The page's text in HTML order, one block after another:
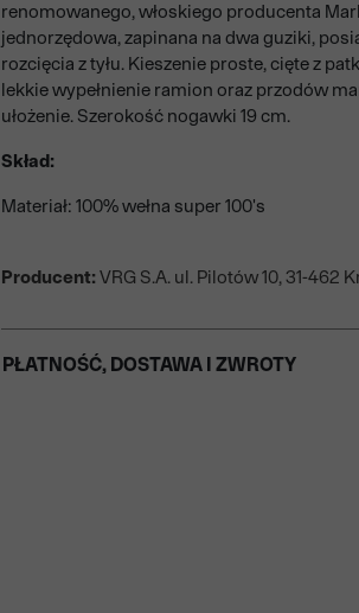
renomowanego, włoskiego producenta
jednorzędowa, zapinana na dwa guziki,
rozcięcia z tyłu. Kieszenie proste, cięte z
lekkie wypełnienie ramion oraz przodów
ułożenie. Szerokość nogawki 19 cm.
Skład:
Materiał: 100% wełna super 100's
Producent: VRG S.A. ul. Pilotów 10, 31-462
PŁATNOŚĆ, DOSTAWA I ZWROTY